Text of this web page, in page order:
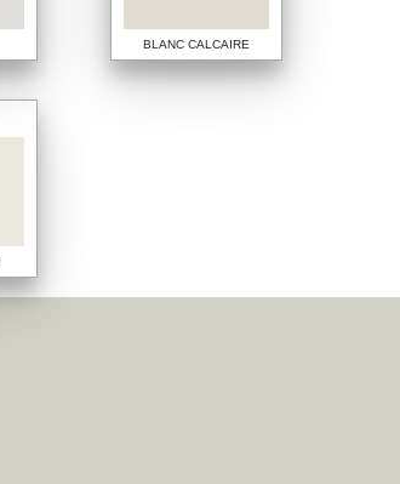
BLANC CALCAIRE